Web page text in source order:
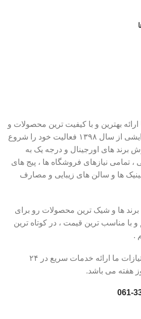
ارائه بهترین و با کیفیت ترین محصولات و
دستگاه های پوستی و آرایشی از سال ۱۳۹۸ فعالیت خود را شروع
برند های اورجینال و درجه یک به
تمامی نیازهای فروشگاه ها ، پیج های
ها و سالن های زیبایی و مصارف
برند ها و شیک ترین محصولات رو برای
و با مناسب ترین قیمت ، در کوتاه ترین
.
یکی از ارزشمند ترین امتیازات ما ارائه خدمات سریع در ۲۴